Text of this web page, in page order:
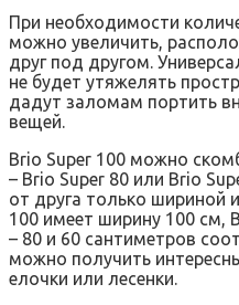
При необходимости
можно увеличить,
друг под другом.
не будет утяжелять
дадут заломам портить
вещей.
Brio Super 100 можно
– Brio Super 80 или Brio
от друга только шириной
100 имеет ширину 100 см,
– 80 и 60 сантиметров
можно получить
елочки или лесенки.